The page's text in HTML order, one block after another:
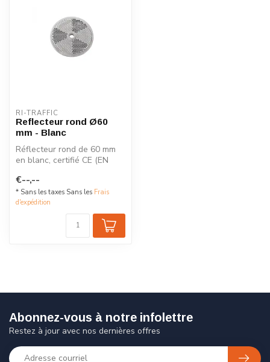
RI-TRAFFIC
Reflecteur rond Ø60
mm - Blanc
Réflecteur rond de 60 mm
en blanc, certifié CE (EN
ro...
€--,--
* Sans les taxes Sans les Frais
d'expédition
Abonnez-vous à notre infolettre
Restez à jour avec nos dernières offres